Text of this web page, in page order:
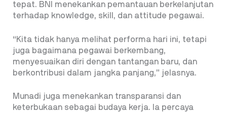
tepat. BNI menekankan pemantauan berkelanjutan
terhadap knowledge, skill, dan attitude pegawai.
“Kita tidak hanya melihat performa hari ini, tetapi
juga bagaimana pegawai berkembang,
menyesuaikan diri dengan tantangan baru, dan
berkontribusi dalam jangka panjang,” jelasnya.
Munadi juga menekankan transparansi dan
keterbukaan sebagai budaya kerja. Ia percaya